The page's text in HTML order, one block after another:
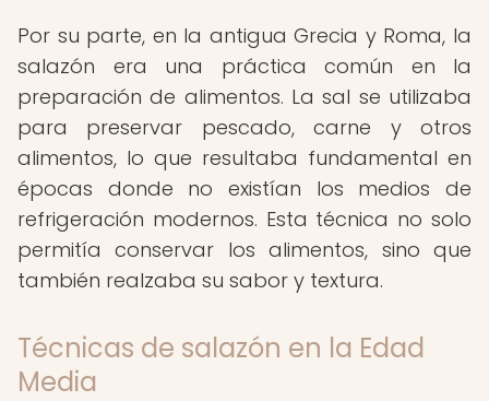
Por su parte, en la antigua Grecia y Roma, la
salazón era una práctica común en la
preparación de alimentos. La sal se utilizaba
para preservar pescado, carne y otros
alimentos, lo que resultaba fundamental en
épocas donde no existían los medios de
refrigeración modernos. Esta técnica no solo
permitía conservar los alimentos, sino que
también realzaba su sabor y textura.
Técnicas de salazón en la Edad
Media